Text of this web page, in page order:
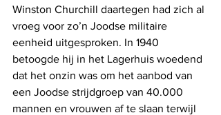
Winston Churchill daartegen had zich al
vroeg voor zo’n Joodse militaire
eenheid uitgesproken. In 1940
betoogde hij in het Lagerhuis woedend
dat het onzin was om het aanbod van
een Joodse strijdgroep van 40.000
mannen en vrouwen af te slaan terwijl